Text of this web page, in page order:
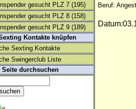
gesucht PLZ 7 (195)
gesucht PLZ 8 (158)
gesucht PLZ 9 (189)
Kontakte knüpfen
Sexting Kontakte
Swingerclub Liste
Seite durchsuchen
Beruf: